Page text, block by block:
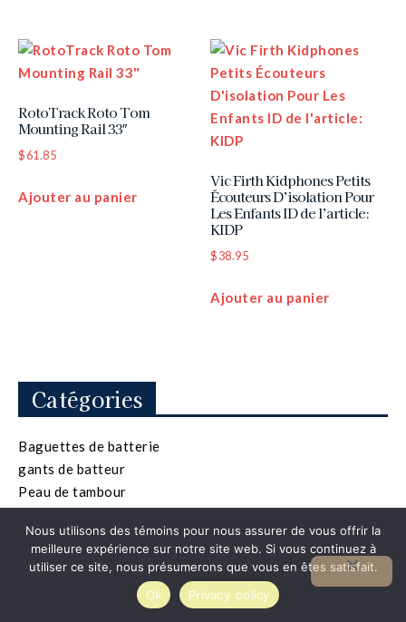
RotoTrack Roto Tom
Mounting Rail 33″
$61.85
Ajouter au panier
Vic Firth Kidphones Petits
Écouteurs D’isolation Pour
Les Enfants ID de l’article:
KIDP
$38.95
Ajouter au panier
Catégories
Baguettes de batterie
gants de batteur
Peau de tambour
© 2025 - tous droits réservés - Cardinal Web
Nous utilisons des témoins pour nous assurer de vous offrir la
meilleure expérience sur notre site web. Si vous continuez à
utiliser ce site, nous présumerons que vous en êtes satisfait.
Ok
Privacy policy